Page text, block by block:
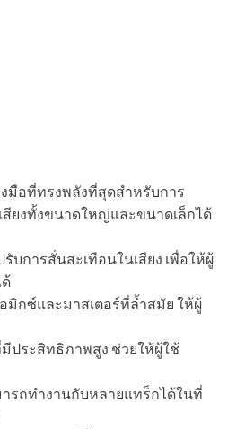
มือที่ทรงพลังที่สุดสำหรับการ
ยงทั้งขนาดใหญ่และขนาดเล็กได้
บการสั่นสะเทือนในเสียง เพื่อให้ผู้
มิกซ์และมาสเตอร์ที่ล้ำสมัย ให้ผู้
ประสิทธิภาพสูง ช่วยให้ผู้ใช้
ารถทำงานกับหลายแทร็กได้ในที่